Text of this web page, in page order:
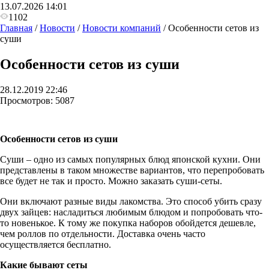
13.07.2026 14:01
1102
Главная /Новости /Новости компаний /Особенности сетов из
суши
Особенности сетов из суши
28.12.2019 22:46
Просмотров: 5087
Особенности сетов из суши
Суши – одно из самых популярных блюд японской кухни. Они
представлены в таком множестве вариантов, что перепробовать
все будет не так и просто. Можно заказать суши-сеты.
Они включают разные виды лакомства. Это способ убить сразу
двух зайцев: насладиться любимым блюдом и попробовать что-
то новенькое. К тому же покупка наборов обойдется дешевле,
чем роллов по отдельности. Доставка очень часто
осуществляется бесплатно.
Какие бывают сеты